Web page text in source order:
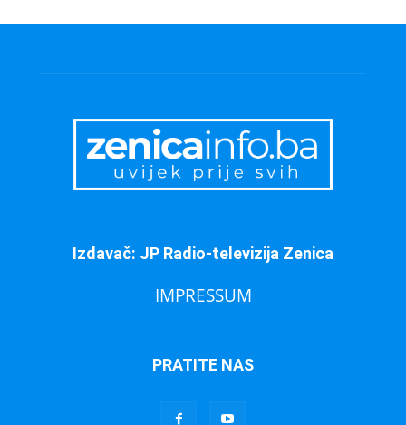
Izdavač: JP Radio-televizija Zenica
IMPRESSUM
PRATITE NAS